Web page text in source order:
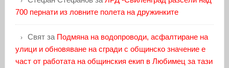
700 пернати из ловните полета на дружинките
Святза Подмяна на водопроводи, асфалтиране на
улици и обновяване на сгради с общинско значение е
част от работата на общинския екип в Любимец за тази